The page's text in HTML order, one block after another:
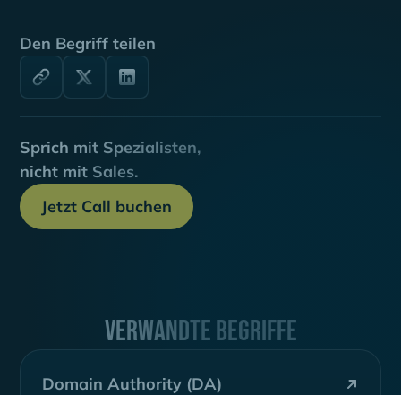
Den Begriff teilen
Sprich mit Spezialisten,
nicht mit Sales.
Jetzt Call buchen
Verwandte Begriffe
Domain Authority (DA)